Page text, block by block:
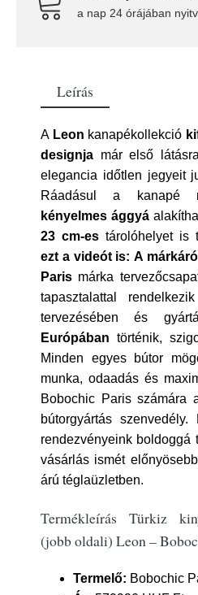
a nap 24 órájában
Leírás
A Leon kanapékollekció
designja már első
elegancia időtlen jegyeit
Ráadásul a kanapé
kényelmes ággyá
23 cm-es tárolóhelyet is
ezt a videót is: A
Paris márka
tapasztalattal
tervezésében és
Európában történik,
Minden egyes bútor
munka, odaadás és
Bobochic Paris számára
bútorgyártás
rendezvényeink boldoggá
vásárlás ismét
árú téglaüzletben.
Termékleírás Türkiz
(jobb oldali) Leon –
Termelő: Bobochic